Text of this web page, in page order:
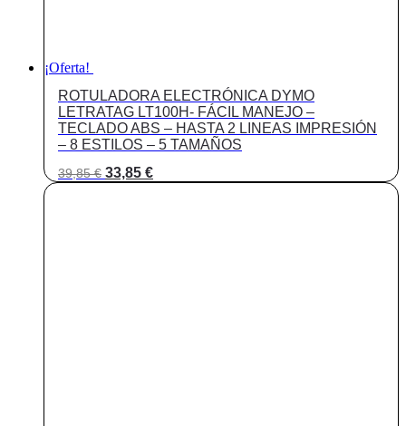
¡Oferta!
ROTULADORA ELECTRÓNICA DYMO
LETRATAG LT100H- FÁCIL MANEJO –
TECLADO ABS – HASTA 2 LINEAS IMPRESIÓN
– 8 ESTILOS – 5 TAMAÑOS
39,85€ El
precio
33,85 €El
precio